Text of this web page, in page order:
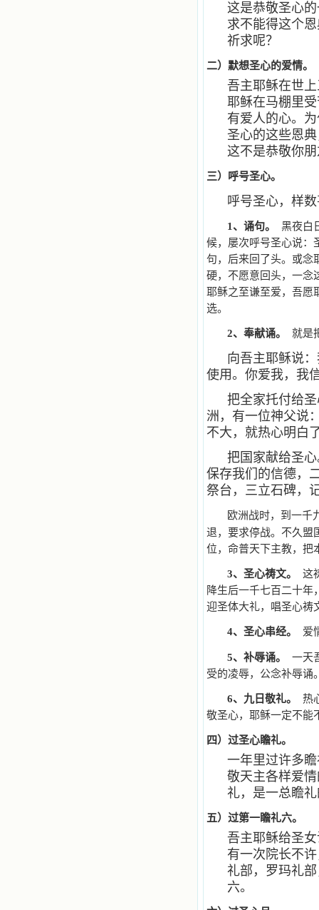
这是恭敬圣心
求不能得这个
祈求呢？
二）默想圣心的爱情。
吾主耶稣在世
耶稣在马棚里
有爱人的心。
圣心的这些恩
这不是恭敬你
三）呼号圣心。
呼号圣心，样
1、诵句。
黑夜白
候，屡次呼号圣心说：
句，后来回了头。或念
硬，不愿意回头，一念
耶稣之至谦至爱，吾
选。
2、奉献诵。 就是
向吾主耶稣说
使用。你爱我，我
把全家托付给
洲，有一位神父说
不大，就热心明白
把国家献给圣
保存我们的信德，
祭台，三立石碑，
欧洲战时，到一千
退，要求停战。不久盟
位，命普天下主教，把
3、圣心祷文。
这
降生后一千七百二十年
迎圣体大礼，唱圣心祷
4、圣心串经。 爱
5、补辱诵。
一天
受的凌辱，公念补辱诵
6、九日敬礼。
热
敬圣心，耶稣一定不能
四）过圣心瞻礼。
一年里过许多
敬天主各样爱
礼，是一总瞻
五）过第一瞻礼六。
吾主耶稣给圣
有一次院长不
礼部，罗玛礼
六。